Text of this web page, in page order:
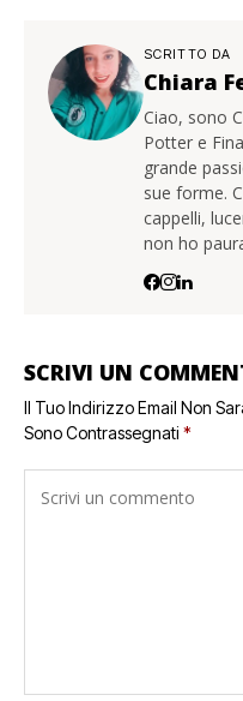
SCRITTO DA
Chiara
Ciao, sono
Potter e
grande
sue forme.
cappelli,
non ho
SCRIVI UN
Il Tuo Indirizzo Email Non
Sono Contrassegnati *